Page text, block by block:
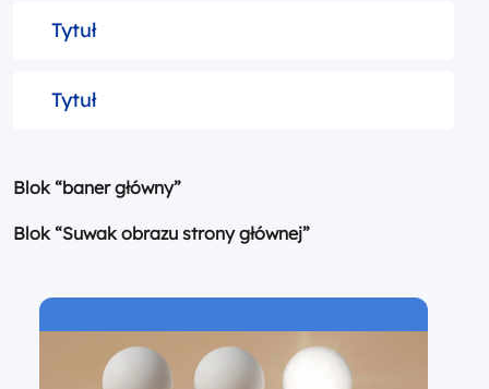
Tytuł
Tytuł
Blok “baner główny”
Blok “Suwak obrazu strony głównej”